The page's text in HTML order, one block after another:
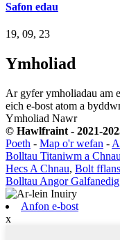
Safon edau
19, 09, 23
Ymholiad
Ar gyfer ymholiadau am
eich e-bost atom a
Ymholiad Nawr
© Hawlfraint - 2021-
Poeth - Map o'r wefan -
Bolltau Titaniwm a Chnau
Hecs A Chnau, Bolt
Bolltau Angor Galfanedig
Anfon e-bost
x